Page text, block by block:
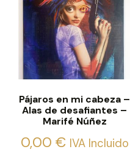
Pájaros en mi cabeza –
Alas de desafiantes –
Marifé Núñez
0,00 € IVA Incluido